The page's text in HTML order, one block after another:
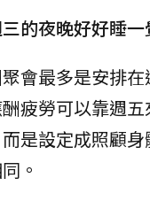
的夜晚好好睡一
會最多是安排
疲勞可以靠週
是設定成照顧
。